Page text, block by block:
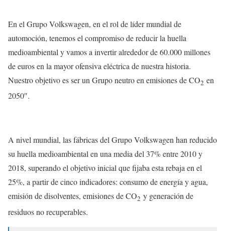
En el Grupo Volkswagen, en el rol de líder mundial de
automoción, tenemos el compromiso de reducir la huella
medioambiental y vamos a invertir alrededor de 60.000 millones
de euros en la mayor ofensiva eléctrica de nuestra historia.
Nuestro objetivo es ser un Grupo neutro en emisiones de CO2 en
2050″.
A nivel mundial, las fábricas del Grupo Volkswagen han reducido
su huella medioambiental en una media del 37% entre 2010 y
2018, superando el objetivo inicial que fijaba esta rebaja en el
25%, a partir de cinco indicadores: consumo de energía y agua,
emisión de disolventes, emisiones de CO2 y generación de
residuos no recuperables.